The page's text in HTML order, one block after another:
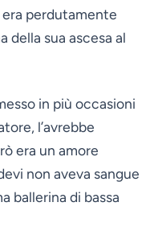
era perdutamente
della sua ascesa al
in più occasioni
l’avrebbe
era un amore
non aveva sangue
ballerina di bassa